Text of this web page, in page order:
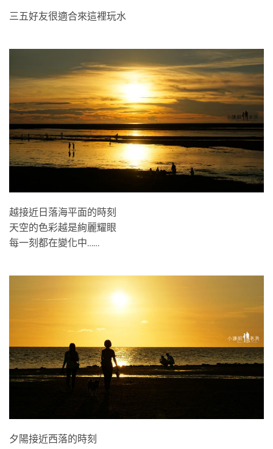
三五好友很適合來這裡玩水
越接近日落海平面的時刻
天空的色彩越是絢麗耀眼
每一刻都在變化中……
夕陽接近西落的時刻